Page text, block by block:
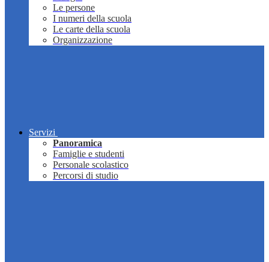
Le persone
I numeri della scuola
Le carte della scuola
Organizzazione
Servizi
Panoramica
Famiglie e studenti
Personale scolastico
Percorsi di studio